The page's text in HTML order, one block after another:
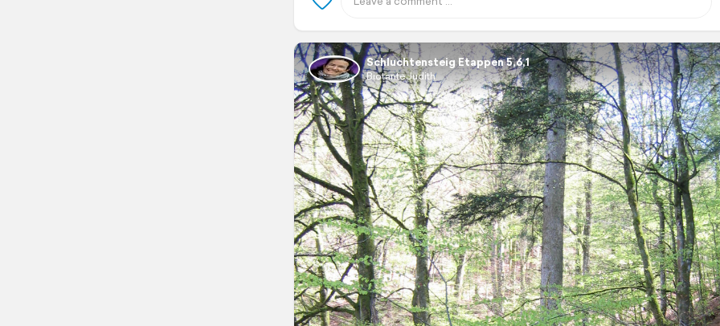
Schluchtensteig Etappen 5,6,1
BiotanteJudith